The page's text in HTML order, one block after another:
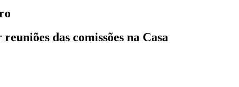
das comissões na Casa